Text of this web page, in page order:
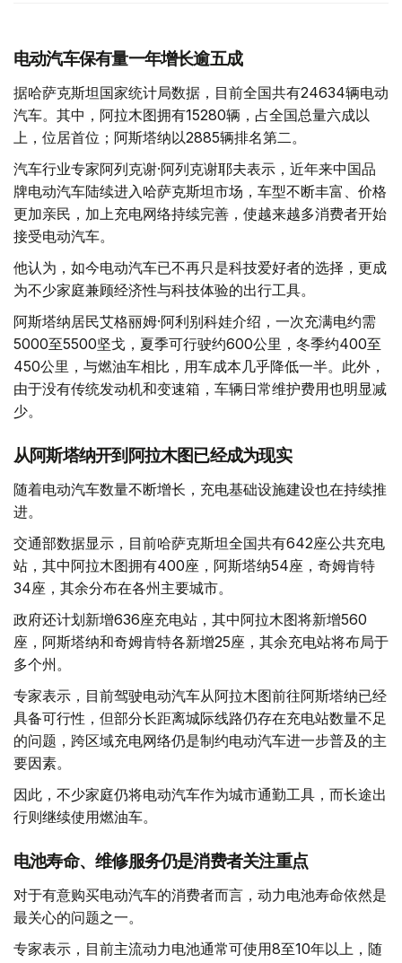
电动汽车保有量一年增长逾五成
据哈萨克斯坦国家统计局数据，目前全国共有24634辆电动
汽车。其中，阿拉木图拥有15280辆，占全国总量六成以
上，位居首位；阿斯塔纳以2885辆排名第二。
汽车行业专家阿列克谢·阿列克谢耶夫表示，近年来中国品
牌电动汽车陆续进入哈萨克斯坦市场，车型不断丰富、价格
更加亲民，加上充电网络持续完善，使越来越多消费者开始
接受电动汽车。
他认为，如今电动汽车已不再只是科技爱好者的选择，更成
为不少家庭兼顾经济性与科技体验的出行工具。
阿斯塔纳居民艾格丽姆·阿利别科娃介绍，一次充满电约需
5000至5500坚戈，夏季可行驶约600公里，冬季约400至
450公里，与燃油车相比，用车成本几乎降低一半。此外，
由于没有传统发动机和变速箱，车辆日常维护费用也明显减
少。
从阿斯塔纳开到阿拉木图已经成为现实
随着电动汽车数量不断增长，充电基础设施建设也在持续推
进。
交通部数据显示，目前哈萨克斯坦全国共有642座公共充电
站，其中阿拉木图拥有400座，阿斯塔纳54座，奇姆肯特
34座，其余分布在各州主要城市。
政府还计划新增636座充电站，其中阿拉木图将新增560
座，阿斯塔纳和奇姆肯特各新增25座，其余充电站将布局于
多个州。
专家表示，目前驾驶电动汽车从阿拉木图前往阿斯塔纳已经
具备可行性，但部分长距离城际线路仍存在充电站数量不足
的问题，跨区域充电网络仍是制约电动汽车进一步普及的主
要因素。
因此，不少家庭仍将电动汽车作为城市通勤工具，而长途出
行则继续使用燃油车。
电池寿命、维修服务仍是消费者关注重点
对于有意购买电动汽车的消费者而言，动力电池寿命依然是
最关心的问题之一。
专家表示，目前主流动力电池通常可使用8至10年以上，随